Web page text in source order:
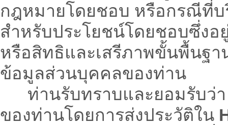
กฎหมายโดยชอบ หรือกรณีที่บ
สำหรับประโยชน์โดยชอบซึ่ง
หรือสิทธิและเสรีภาพขั้นพื้นฐ
ข้อมูลส่วนบุคคลของท่าน
ท่านรับทราบและยอมรับว่า
ของท่านโดยการส่งประวัติใน